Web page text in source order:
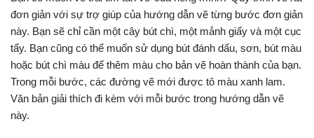
đơn giản với sự trợ giúp của hướng dẫn vẽ từng bước đơn giản
này. Bạn sẽ chỉ cần một cây bút chì, một mảnh giấy và một cục
tẩy. Bạn cũng có thể muốn sử dụng bút đánh dấu, sơn, bút màu
hoặc bút chì màu để thêm màu cho bản vẽ hoàn thành của bạn.
Trong mỗi bước, các đường vẽ mới được tô màu xanh lam.
Văn bản giải thích đi kèm với mỗi bước trong hướng dẫn vẽ
này.